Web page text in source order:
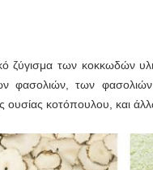
ζύγισμα των κοκκωδών
φασολιών, των
κοτόπουλου, και